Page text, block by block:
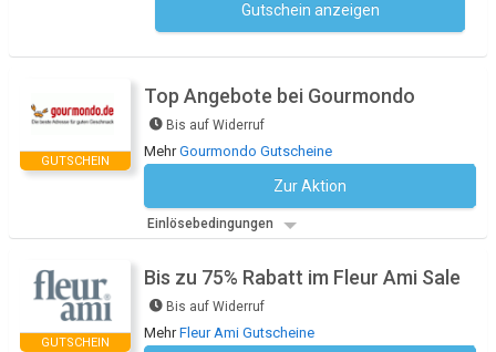
Gutschein anzeigen
GUTSCHEIN
Top Angebote bei Gourmondo
Bis auf Widerruf
MehrGourmondo Gutscheine
Zur Aktion
Einlösebedingungen
GUTSCHEIN
Bis zu 75% Rabatt im Fleur Ami Sale
Bis auf Widerruf
MehrFleur Ami Gutscheine